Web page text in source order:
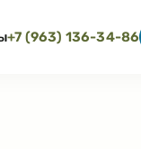
+7 (963) 136-34-86